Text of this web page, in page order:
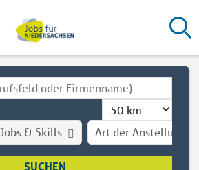
Art der Anstellung
Jobs & Skills